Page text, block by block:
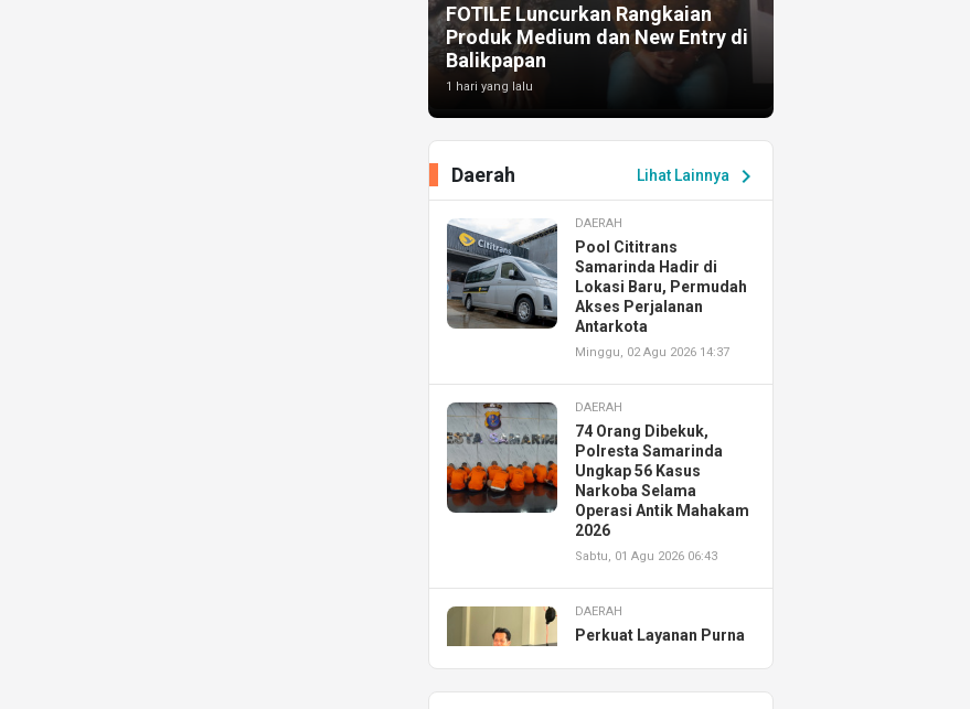
FOTILE Luncurkan Rangkaian
Produk Medium dan New Entry di
Balikpapan
1 hari yang lalu
Lihat Lainnya chevron_right
Daerah
DAERAH
Pool Cititrans
Samarinda Hadir di
Lokasi Baru, Permudah
Akses Perjalanan
Antarkota
Minggu, 02 Agu 2026 14:37
DAERAH
74 Orang Dibekuk,
Polresta Samarinda
Ungkap 56 Kasus
Narkoba Selama
Operasi Antik Mahakam
2026
Sabtu, 01 Agu 2026 06:43
DAERAH
Perkuat Layanan Purna
Resmikan AHASS